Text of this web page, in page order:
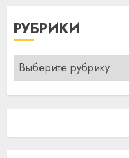
РУБРИКИ
Рубрики